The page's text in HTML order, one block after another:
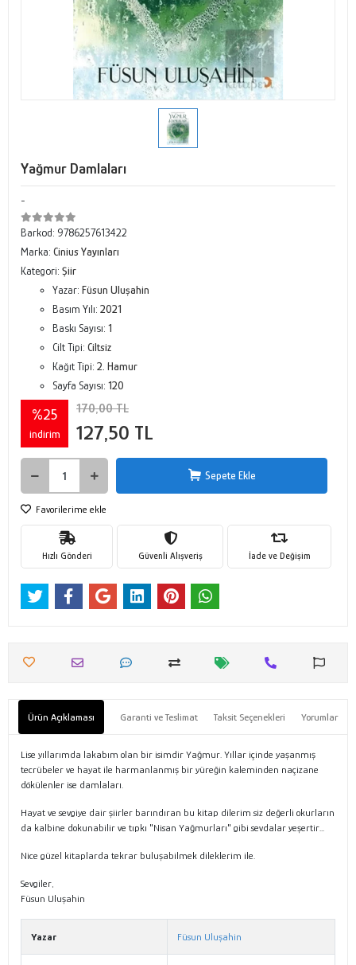
Yağmur Damlaları
-
Barkod: 9786257613422
Marka: Cinius Yayınları
Kategori: Şiir
Yazar: Füsun Uluşahin
Basım Yılı: 2021
Baskı Sayısı: 1
Cilt Tipi: Ciltsiz
Kağıt Tipi: 2. Hamur
Sayfa Sayısı: 120
%25
indirim
170,00 TL
127,50 TL
Sepete Ekle
Favorilerime ekle
Hızlı Gönderi Güvenli Alışveriş İade ve Değişim
Ürün Açıklaması Garanti ve Teslimat Taksit Seçenekleri Yorumlar
Lise yıllarımda lakabım olan bir isimdir Yağmur. Yıllar içinde yaşanmış
tecrübeler ve hayat ile harmanlanmış bir yüreğin kaleminden naçizane
dökülenler ise damlaları.
Hayat ve sevgiye dair şiirler barındıran bu kitap dilerim siz değerli okurların
da kalbine dokunabilir ve tıpkı "Nisan Yağmurları" gibi sevdalar yeşertir...
Nice güzel kitaplarda tekrar buluşabilmek dileklerim ile.
Sevgiler,
Füsun Uluşahin
Yazar Füsun Uluşahin